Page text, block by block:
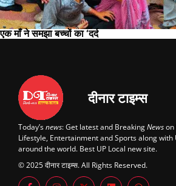
एक माँ ने समझा बच्चों का ‘दर्द
दीनार टाइम्स
Today’snews: Get latest and BreakingNewson
Lifestyle, Entertainment and Sports along with
around the world. Best UP Local new site.
© 2025 दीनार टाइम्स. All Rights Reserved.